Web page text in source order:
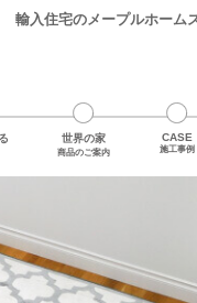
輸入住宅のメープルホーム
世界の家
商品のご案内
CASE
施工事例